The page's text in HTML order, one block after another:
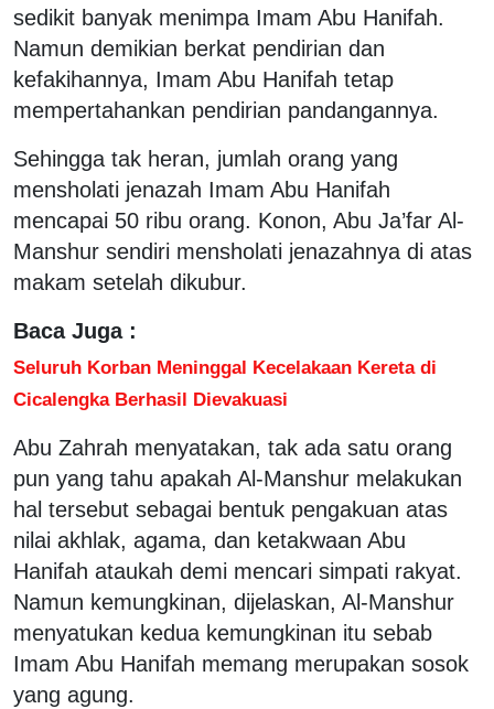
sedikit banyak menimpa Imam Abu Hanifah.
Namun demikian berkat pendirian dan
kefakihannya, Imam Abu Hanifah tetap
mempertahankan pendirian pandangannya.
Sehingga tak heran, jumlah orang yang
mensholati jenazah Imam Abu Hanifah
mencapai 50 ribu orang. Konon, Abu Ja’far Al-
Manshur sendiri mensholati jenazahnya di atas
makam setelah dikubur.
Baca Juga :
Seluruh Korban Meninggal Kecelakaan Kereta di
Cicalengka Berhasil Dievakuasi
Abu Zahrah menyatakan, tak ada satu orang
pun yang tahu apakah Al-Manshur melakukan
hal tersebut sebagai bentuk pengakuan atas
nilai akhlak, agama, dan ketakwaan Abu
Hanifah ataukah demi mencari simpati rakyat.
Namun kemungkinan, dijelaskan, Al-Manshur
menyatukan kedua kemungkinan itu sebab
Imam Abu Hanifah memang merupakan sosok
yang agung.